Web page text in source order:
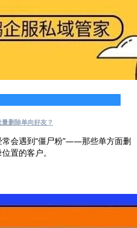
删除单向好友？
会遇到“僵尸粉”——那些单方面删
置的客户。